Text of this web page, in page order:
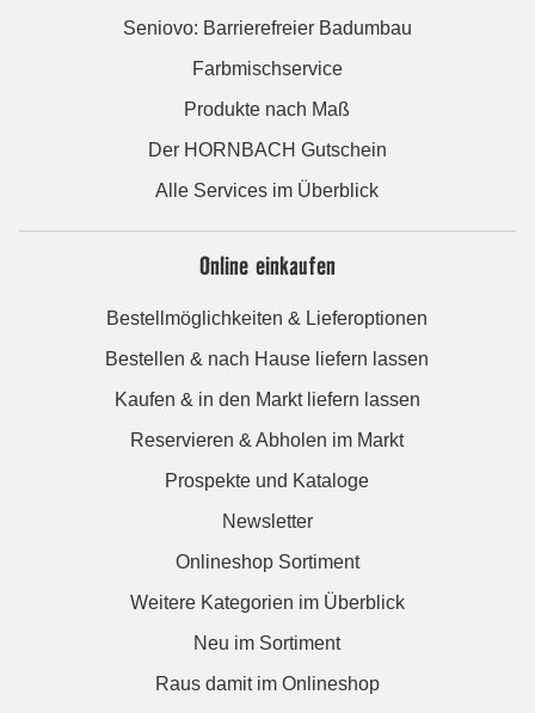
Seniovo: Barrierefreier Badumbau
Farbmischservice
Produkte nach Maß
Der HORNBACH Gutschein
Alle Services im Überblick
Online einkaufen
Bestellmöglichkeiten & Lieferoptionen
Bestellen & nach Hause liefern lassen
Kaufen & in den Markt liefern lassen
Reservieren & Abholen im Markt
Prospekte und Kataloge
Newsletter
Onlineshop Sortiment
Weitere Kategorien im Überblick
Neu im Sortiment
Raus damit im Onlineshop